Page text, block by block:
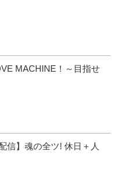
MACHINE！～目指せ
信】魂の全ツ! 休日＋人